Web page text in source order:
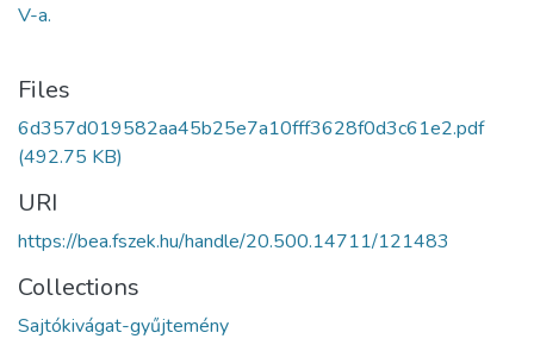
V-a.
Files
6d357d019582aa45b25e7a10fff3628f0d3c61e2.pdf
(492.75 KB)
URI
https://bea.fszek.hu/handle/20.500.14711/121483
Collections
Sajtókivágat-gyűjtemény